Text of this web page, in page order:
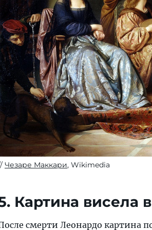
Чезаре Маккари, Wikimedia
Картина висела
смерти Леонардо картина